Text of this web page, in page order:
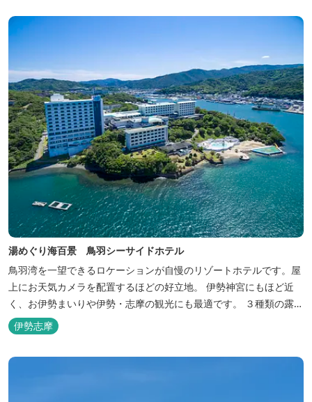
湯めぐり海百景 鳥羽シーサイドホテル
鳥羽湾を一望できるロケーションが自慢のリゾートホテルです。屋
上にお天気カメラを配置するほどの好立地。 伊勢神宮にもほど近
く、お伊勢まいりや伊勢・志摩の観光にも最適です。 ３種類の露天
風呂を備えた「風見の湯」をはじめ、趣の異なる３ヶ所の大浴場で
は、館内で湯めぐりが楽しめます。 また、露天風呂付客室や貸切家
族風呂（有料）、足湯に湯上がり処などもございますので、湯浴み
伊勢志摩